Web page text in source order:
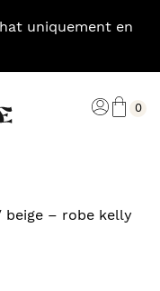
uniquement en
0
beige – robe kelly